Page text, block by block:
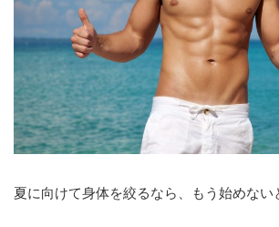
夏に向けて身体を絞るなら、もう始めない